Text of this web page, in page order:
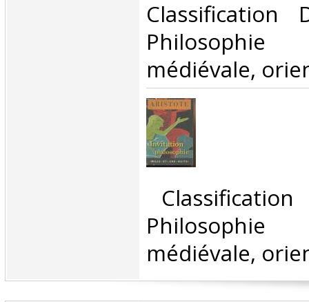
Classification
médiévale,
médiévale,